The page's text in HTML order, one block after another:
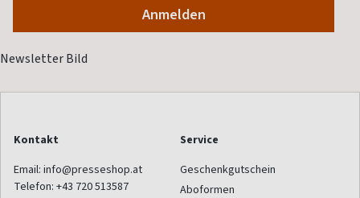
Kontakt
Email: info@presseshop.at
Telefon: +43 720 513587
Service
Geschenkgutschein
Aboformen